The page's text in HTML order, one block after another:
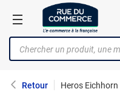
Retour Heros